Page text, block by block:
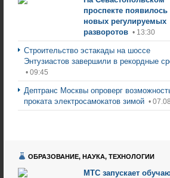
проспекте
новых регулируемых
разворотов • 13:30
Строительство эстакады на шоссе
Энтузиастов завершили в рекордные
• 09:45
Дептранс Москвы опроверг
проката электросамокатов зимой •
ОБРАЗОВАНИЕ, НАУКА, ТЕХНОЛОГИИ
МТС запускает